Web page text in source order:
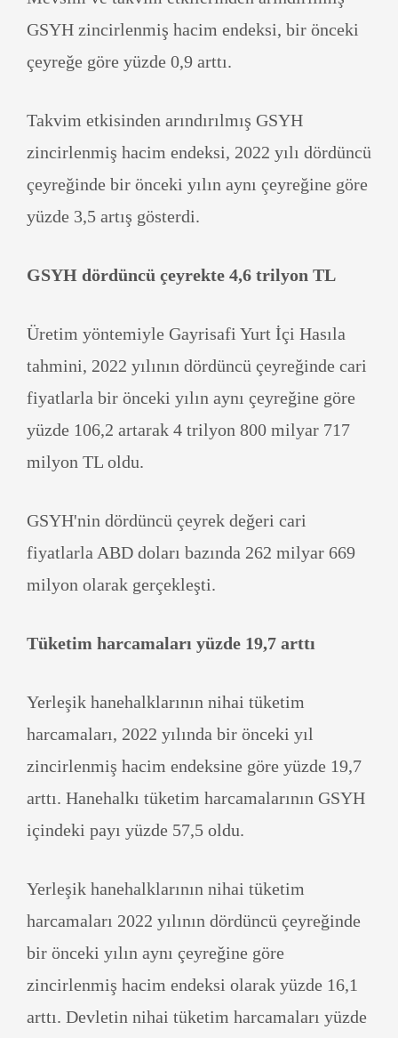
GSYH zincirlenmiş hacim endeksi, bir önceki
çeyreğe göre yüzde 0,9 arttı.
Takvim etkisinden arındırılmış GSYH
zincirlenmiş hacim endeksi, 2022 yılı dördüncü
çeyreğinde bir önceki yılın aynı çeyreğine göre
yüzde 3,5 artış gösterdi.
GSYH dördüncü çeyrekte 4,6 trilyon TL
Üretim yöntemiyle Gayrisafi Yurt İçi Hasıla
tahmini, 2022 yılının dördüncü çeyreğinde cari
fiyatlarla bir önceki yılın aynı çeyreğine göre
yüzde 106,2 artarak 4 trilyon 800 milyar 717
milyon TL oldu.
GSYH'nin dördüncü çeyrek değeri cari
fiyatlarla ABD doları bazında 262 milyar 669
milyon olarak gerçekleşti.
Tüketim harcamaları yüzde 19,7 arttı
Yerleşik hanehalklarının nihai tüketim
harcamaları, 2022 yılında bir önceki yıl
zincirlenmiş hacim endeksine göre yüzde 19,7
arttı. Hanehalkı tüketim harcamalarının GSYH
içindeki payı yüzde 57,5 oldu.
Yerleşik hanehalklarının nihai tüketim
harcamaları 2022 yılının dördüncü çeyreğinde
bir önceki yılın aynı çeyreğine göre
zincirlenmiş hacim endeksi olarak yüzde 16,1
arttı. Devletin nihai tüketim harcamaları yüzde